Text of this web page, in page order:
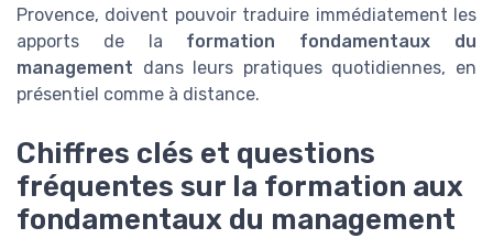
Provence, doivent pouvoir traduire immédiatement les
apports de la formation fondamentaux du
management dans leurs pratiques quotidiennes, en
présentiel comme à distance.
Chiffres clés et questions
fréquentes sur la formation aux
fondamentaux du management